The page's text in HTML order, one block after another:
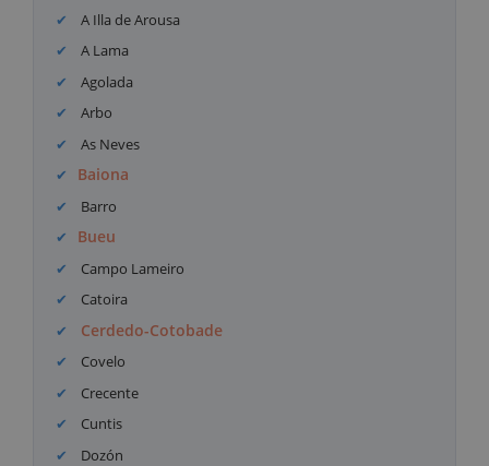
A Illa de Arousa
A Lama
Agolada
Arbo
As Neves
Baiona
Barro
Bueu
Campo Lameiro
Catoira
Cerdedo-Cotobade
Covelo
Crecente
Cuntis
Dozón